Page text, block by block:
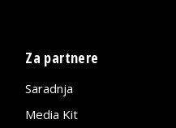
Za partnere
Saradnja
Media Kit